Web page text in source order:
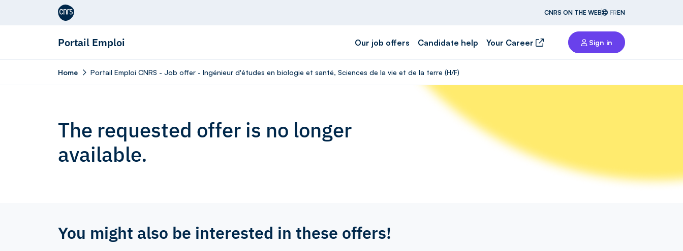
Aller au contenu
CNRS ON THE WEB FREN
Portail Emploi Our job offers Candidate help Your Career Sign in
Home Portail Emploi CNRS - Job offer - Ingénieur d'études en biologie et santé, Sciences de la vie et de la terre (H/F)
The requested offer is no longer
available.
You might also be interested in these offers!